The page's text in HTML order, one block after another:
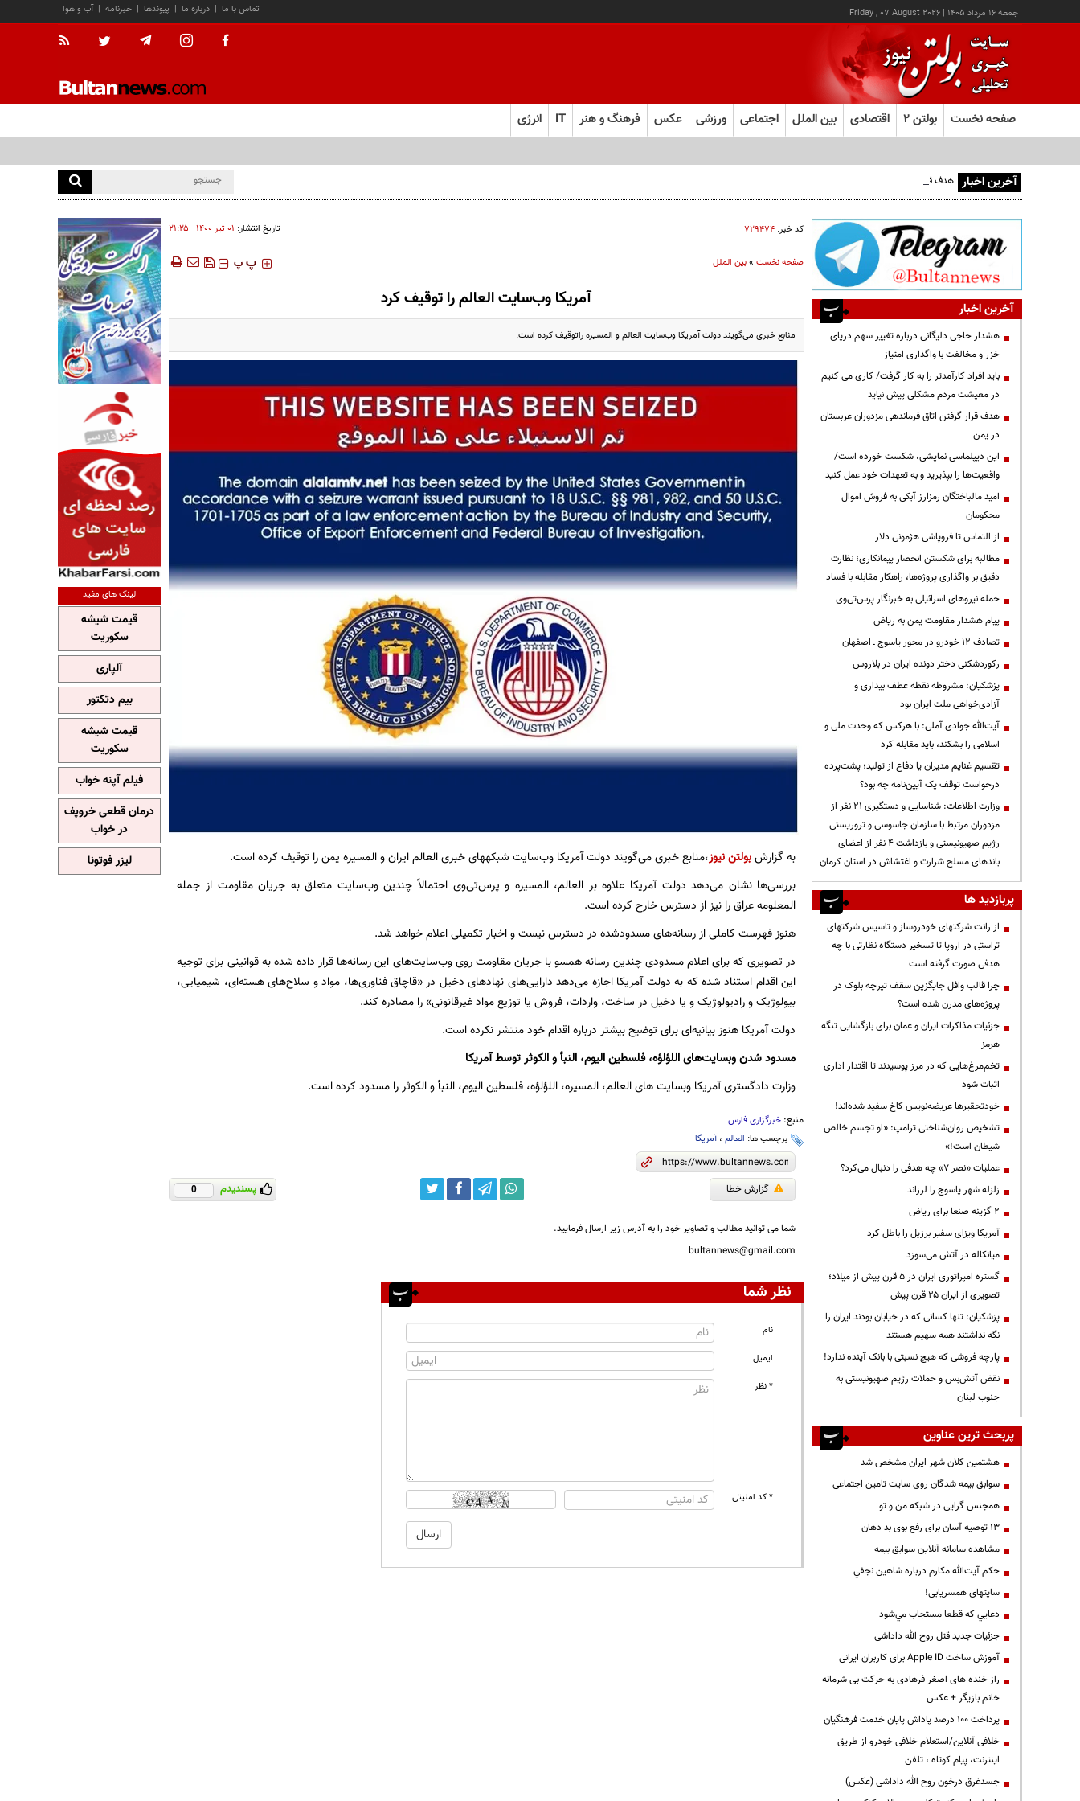
جمعه ۱۶ مرداد ۱۴۰۵ |
Friday , 07 August 2026 آب و هوا | خبرنامه | پیوندها | درباره ما | تماس با ما
صفحه نخست بولتن ۲ اقتصادی بین الملل اجتماعی ورزشی عکس فرهنگ و هنر IT انرژی
آخرین اخبار هدف قرار گرفتن اتاق‌ فرماندهی مزدوران عربستان در یمن
کد خبر: ۷۲۹۴۷۴ تاریخ انتشار: ۰۱ تير ۱۴۰۰ - ۲۱:۲۵
صفحه نخست»بین الملل ‍‍‍ پ پ
آمریکا وب‌سایت العالم را توقیف کرد
منابع خبری می‌گویند دولت آمریکا وب‌سایت العالم و المسیره راتوقیف کرده است.
به گزارشبولتن نیوز،منابع خبری می‌گویند دولت آمریکا وب‌سایت شبکه‎های خبری العالم ایران و المسیره یمن را توقیف کرده است.
بررسی‌ها نشان می‌دهد دولت آمریکا علاوه بر العالم، المسیره و پرس‌تی‌وی احتمالاً چندین وب‌سایت متعلق به جریان مقاومت از جمله
المعلومه عراق را نیز از دسترس خارج کرده است.
هنوز فهرست کاملی از رسانه‌های مسدودشده در دسترس نیست و اخبار تکمیلی اعلام خواهد شد.
در تصویری که برای اعلام مسدودی چندین رسانه همسو با جریان مقاومت روی وب‌سایت‌های این رسانه‌ها قرار داده شده به قوانینی برای توجیه
این اقدام استناد شده که به دولت آمریکا اجازه می‌دهد دارایی‌های نهادهای دخیل در «قاچاق فناوری‌ها، مواد و سلاح‌های هسته‌ای، شیمیایی،
بیولوژیک و رادیولوژیک و یا دخیل در ساخت، واردات، فروش یا توزیع مواد غیرقانونی» را مصادره کند.
دولت آمریکا هنوز بیانیه‌ای برای توضیح بیشتر درباره اقدام خود منتشر نکرده است.
مسدود شدن وبسایت‌های اللؤلؤه، فلسطين اليوم، النبأ و الكوثر توسط آمریکا
وزارت دادگستری آمریکا وبسایت های العالم، المسيره، اللؤلؤه، فلسطين اليوم، النبأ و الكوثر را مسدود کرده است.
منبع: خبرگزاری فارس
برچسب ها: العالم،آمریکا
گزارش خطا پسندیدم 0
شما می توانید مطالب و تصاویر خود را به آدرس زیر ارسال فرمایید.
bultannews@gmail.com
نظر شما
نام
ایمیل
* نظر
* کد امنیتی
آخرین اخبار
هشدار حاجی دلیگانی درباره تغییر سهم دریای
خزر و مخالفت با واگذاری امتیاز
باید افراد کارآمدتر را به کار گرفت/ کاری می کنیم
در معیشت مردم مشکلی پیش نیاید
هدف قرار گرفتن اتاق‌ فرماندهی مزدوران عربستان
در یمن
این دیپلماسی نمایشی، شکست خورده است/
واقعیت‌ها را بپذیرید و به تعهدات خود عمل کنید
امید مالباختگان رمزارز آبکی به فروش اموال
محکومان
از التماس تا فروپاشی هژمونی دلار
مطالبه برای شکستن انحصار پیمانکاری؛ نظارت
دقیق بر واگذاری پروژه‌ها، راهکار مقابله با فساد
حمله نیروهای اسرائیلی به خبرنگار پرس‌تی‌وی
پیام هشدار مقاومت یمن به ریاض
تصادف ۱۲ خودرو در محور یاسوج ـ اصفهان
رکوردشکنی دختر دونده ایران در بلاروس
پزشکیان: مشروطه نقطه عطف بیداری و
آزادی‌خواهی ملت ایران بود
آیت‌الله جوادی آملی: با هرکس که وحدت ملی و
اسلامی را بشکند، باید مقابله کرد
تقسیم غنایم مدیران یا دفاع از تولید؛ پشت‌پرده
درخواست توقف یک آیین‌نامه چه بود؟
وزارت اطلاعات: شناسایی و دستگیری ۲۱ نفر از
مزدوران مرتبط با سازمان جاسوسی و تروریستی
رژیم صهیونیستی و بازداشت ۴ نفر از اعضای
باندهای مسلح شرارت و اغتشاش در استان کرمان
پربازدید ها
از رانت‌ شرکتهای خودروساز و تاسیس شرکتهای
تراستی در اروپا تا تسخیر دستگاه نظارتی با چه
هدفی صورت گرفته است
چرا قالب وافل جایگزین سقف تیرچه بلوک در
پروژه‌های مدرن شده است؟
جزئیات مذاکرات ایران و عمان برای بازگشایی تنگه
هرمز
تخم‌مرغ‌هایی که در مرز پوسیدند تا اقتدار اداری
اثبات شود
خودتحقیرها عریضه‌نویس کاخ سفید شده‌اند!
تشخیص روان‌شناختی ترامپ: «او تجسم خالص
شیطان است!»
عملیات «نصر ۷» چه هدفی را دنبال می‌کرد؟
زلزله شهر یاسوج را لرزاند
۲ گزینه صنعا برای ریاض
آمریکا ویزای سفیر برزیل را باطل کرد
میانکاله در آتش می‌سوزد
گستره امپراتوری ایران در ۵ قرن پیش از میلاد؛
تصویری از ایران ۲۵ قرن پیش
پزشکیان: تنها کسانی که در خیابان بودند ایران را
نگه نداشتند همه سهیم هستند
پارچه فروشی که هیچ نسبتی با بانک آینده ندارد!
نقض آتش‌بس و حملات رژیم صهیونیستی به
جنوب لبنان
پربحث ترین عناوین
هشتمین کلان شهر ایران مشخص شد
سوابق بیمه شدگان روی سایت تامین اجتماعی
همجنس گرایی در شبکه من و تو
13 توصیه آسان برای رفع بوی بد دهان
مشاهده سامانه آنلاين سوابق بیمه
حكم آيت‌الله مكارم درباره شاهين نجفي
سایتهای همسریابی!
دعايي كه قطعا مستجاب مي‌شود
جزئیات جدید قتل روح الله داداشی
آموزش ساخت Apple ID برای کاربران ایرانی
راز خنده های اصغر فرهادی به حرکت بی شرمانه
خانم بازیگر + عکس
پرداخت ۱۰۰ درصد پاداش پایان خدمت فرهنگیان
خلافی آنلاین/استعلام خلافی خودرو از طریق
اینترنت، پیام کوتاه ، تلفن
جسدغرق درخون روح الله داداشی (عکس)
لینک های مفید
قیمت شیشه
سکوریت
آلپاری
بیم دتکتور
قیمت شیشه
سکوریت
فیلم آپنه خواب
درمان قطعی خروپف
در خواب
لیزر فوتونا